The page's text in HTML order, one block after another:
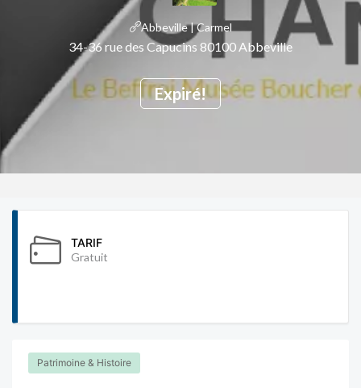
Expiré!
Abbeville | Carmel
34-36 rue des Capucins 80100 Abbeville
TARIF
Gratuit
Patrimoine & Histoire